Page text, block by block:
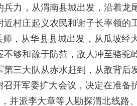
力，从渭南县城出发，沿着龙
村庄起义农民和谢子长率领的
，从华县县城出发，从瓜坡经
够和疏于防范，敌人冲至骆驼
三大队从赤水赶到，从敌背后
开军委扩大会议，决定在准备
并派李大章等人勘探渭北线路